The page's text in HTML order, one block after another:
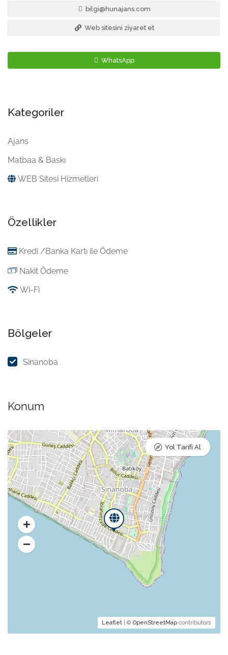
bilgi@hunajans.com
Web sitesini ziyaret et
WhatsApp
Kategoriler
Ajans
Matbaa & Baskı
WEB Sitesi Hizmetleri
Özellikler
Kredi /Banka Kartı ile Ödeme
Nakit Ödeme
Wi-Fi
Bölgeler
Sinanoba
Konum
Leaflet | © OpenStreetMap contributors
Yol Tarifi Al